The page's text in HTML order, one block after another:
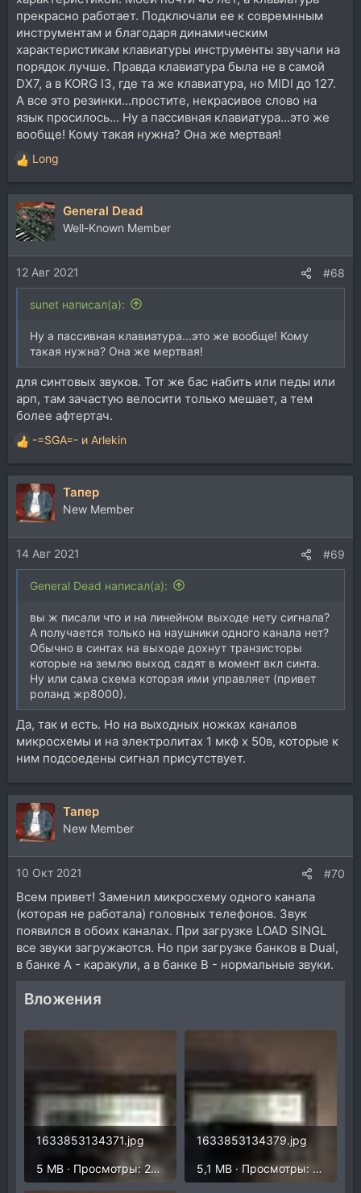
прекрасно работает. Подключали ее к совремнным
инструментам и благодаря динамическим
характеристикам клавиатуры инструменты звучали на
порядок лучше. Правда клавиатура была не в самой
DX7, а в KORG I3, где та же клавиатура, но MIDI до 127.
А все это резинки...простите, некрасивое слово на
язык просилось... Ну а пассивная клавиатура...это же
вообще! Кому такая нужна? Она же мертвая!
Р
е
а
к
ц
и
и
:
Long
General Dead
Well-Known Member
12 Авг 2021 #68
sunet написал(а):
Ну а пассивная клавиатура...это же вообще! Кому
такая нужна? Она же мертвая!
для синтовых звуков. Тот же бас набить или педы или
арп, там зачастую велосити только мешает, а тем
более афтертач.
Р
е
а
к
ц
и
и
:
-=SGA=- и Arlekin
Тапер
New Member
14 Авг 2021 #69
General Dead написал(а):
вы ж писали что и на линейном выходе нету сигнала?
А получается только на наушники одного канала нет?
Обычно в синтах на выходе дохнут транзисторы
которые на землю выход садят в момент вкл синта.
Ну или сама схема которая ими управляет (привет
роланд жр8000).
Да, так и есть. Но на выходных ножках каналов
микросхемы и на электролитах 1 мкф х 50в, которые к
ним подсоедены сигнал присутствует.
Тапер
New Member
10 Окт 2021 #70
Всем привет! Заменил микросхему одного канала
(которая не работала) головных телефонов. Звук
появился в обоих каналах. При загрузке LOAD SINGL
все звуки загружаются. Но при загрузке банков в Dual,
в банке А - каракули, а в банке В - нормальные звуки.
Вложения
1633853134371.jpg
5 MB · Просмотры: 266
1633853134379.jpg
5,1 MB · Просмотры: 286